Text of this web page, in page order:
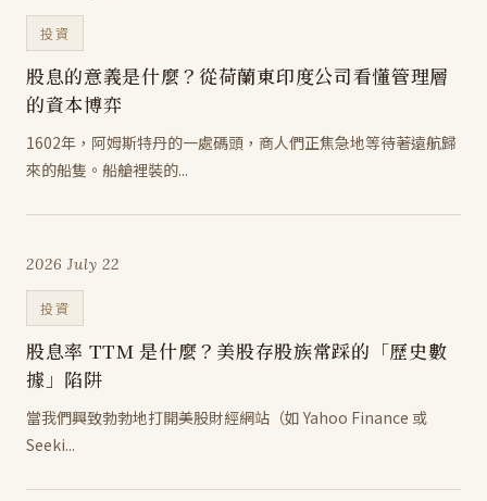
投資
股息的意義是什麼？從荷蘭東印度公司看懂管理層
的資本博弈
1602年，阿姆斯特丹的一處碼頭，商人們正焦急地等待著遠航歸
來的船隻。船艙裡裝的...
2026 July 22
投資
股息率 TTM 是什麼？美股存股族常踩的「歷史數
據」陷阱
當我們興致勃勃地打開美股財經網站（如 Yahoo Finance 或
Seeki...